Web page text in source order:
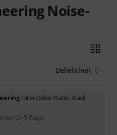
Noise-
Beliebtheit
Interstellar Radio Black
(2–5 Tage)